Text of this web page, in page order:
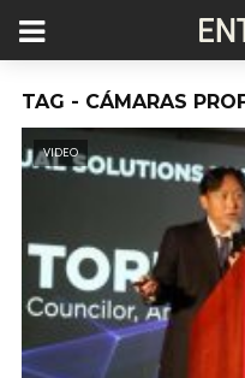
TAG - CÁMARAS
VIDEO